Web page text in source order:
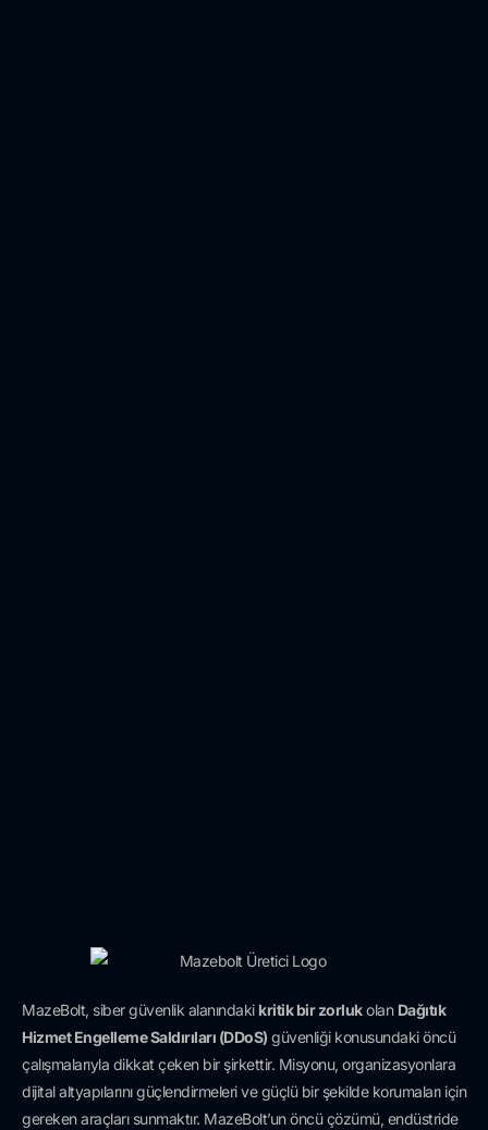
MazeBolt, siber güvenlik alanındaki kritik bir zorlukolan Dağıtık
Hizmet Engelleme Saldırıları (DDoS) güvenliği konusundaki öncü
çalışmalarıyla dikkat çeken bir şirkettir. Misyonu, organizasyonlara
dijital altyapılarını güçlendirmeleri ve güçlü bir şekilde korumaları için
gereken araçları sunmaktır. MazeBolt’un öncü çözümü, endüstride